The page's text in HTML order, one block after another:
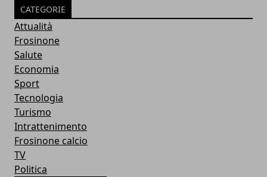
CATEGORIE
Attualità
Frosinone
Salute
Economia
Sport
Tecnologia
Turismo
Intrattenimento
Frosinone calcio
TV
Politica